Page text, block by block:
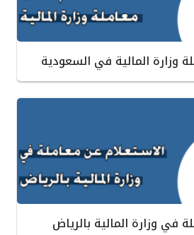
وزارة المالية في السعودية
في وزارة المالية بالرياض